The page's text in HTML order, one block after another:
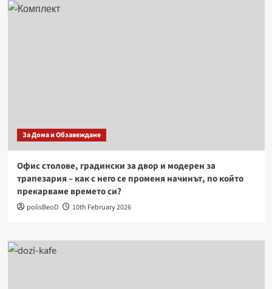
За Дома и Обзавеждане
Офис столове, градински за двор и модерен за
трапезария – как с него се променя начинът, по който
прекарваме времето си?
polisBeoD 10th February 2026